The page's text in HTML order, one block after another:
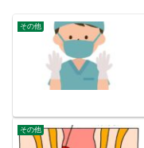
その他
その他